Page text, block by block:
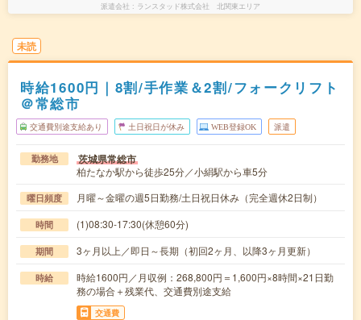
派遣会社 ランスタッド株式会社 北関東エリア
未読
時給1600円｜8割/手作業＆2割/フォークリフト
＠常総市
交通費別途支給あり 土日祝日が休み WEB登録OK 派遣
勤務地 茨城県常総市
柏たなか駅から徒歩25分／小絹駅から車5分
曜日頻度 月曜～金曜の週5日勤務/土日祝日休み（完全週休2日制）
時間 (1)08:30-17:30(休憩60分)
期間 3ヶ月以上／即日～長期（初回2ヶ月、以降3ヶ月更新）
時給
時給1600円／月収例：268,800円＝1,600円×8時間×21日勤
務の場合＋残業代、交通費別途支給
交通費